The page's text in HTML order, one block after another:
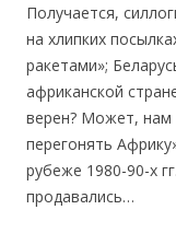
Получается,
на хлипких
ракетами»;
африканской
верен? Может, нам
перегонять
рубеже 1980-90-х
продавались…